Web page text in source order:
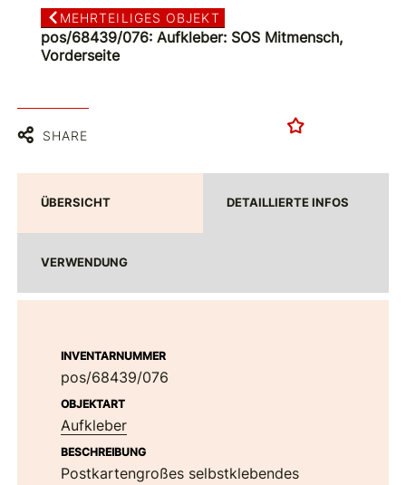
MEHRTEILIGES OBJEKT
pos/68439/076: Aufkleber: SOS Mitmensch,
Vorderseite
SHARE
ÜBERSICHT DETAILLIERTE INFOS
VERWENDUNG
INVENTARNUMMER
pos/68439/076
OBJEKTART
Aufkleber
BESCHREIBUNG
Postkartengroßes selbstklebendes